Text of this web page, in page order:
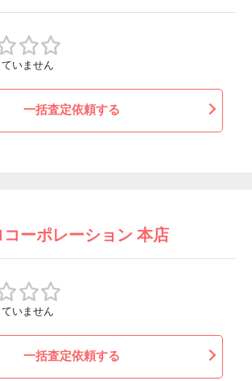
いません
一括査定依頼する
ーポレーション 本店
いません
一括査定依頼する